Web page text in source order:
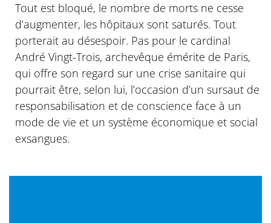
Tout est bloqué, le nombre de morts ne cesse
d’augmenter, les hôpitaux sont saturés. Tout
porterait au désespoir. Pas pour le cardinal
André Vingt-Trois, archevêque émérite de Paris,
qui offre son regard sur une crise sanitaire qui
pourrait être, selon lui, l’occasion d’un sursaut de
responsabilisation et de conscience face à un
mode de vie et un système économique et social
exsangues.